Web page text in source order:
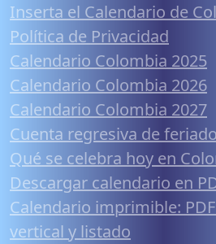
Inserta el Calendario de
Política de Privacidad
Calendario Colombia 2025
Calendario Colombia 2026
Calendario Colombia 2027
Cuenta regresiva de
Qué se celebra hoy en
Descargar calendario en
Calendario imprimible:
vertical y listado